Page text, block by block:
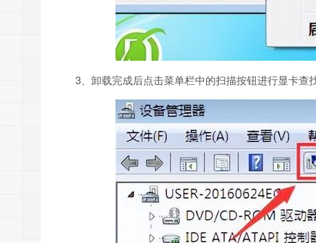
3、卸载完成后点击菜单栏中的扫描按钮进行显卡查